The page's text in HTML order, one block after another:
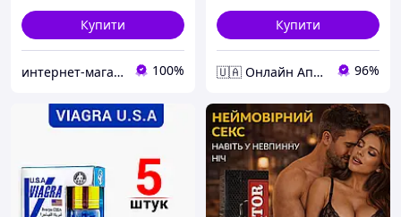
Купити
интернет-магазин ''AVS" 100%
Купити
🇺🇦 Онлайн Аптека 24/7 💙 96%